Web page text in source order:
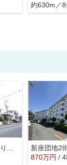
約630m／
新座団地2
870万円 /